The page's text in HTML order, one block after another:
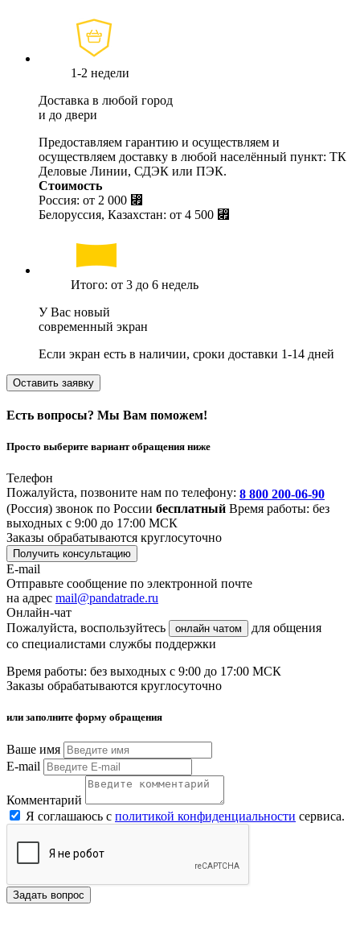
1-2 недели
Доставка в любой город
и до двери
Предоставляем гарантию и осуществляем и
осуществляем доставку в любой населённый пункт: ТК
Деловые Линии, СДЭК или ПЭК.
Стоимость
Россия: от 2 000 ⃏
Белоруссия, Казахстан: от 4 500 ⃏
Итого: от 3 до 6 недель
У Вас новый
современный экран
Если экран есть в наличии, сроки доставки 1-14 дней
Оставить заявку
Есть вопросы? Мы Вам поможем!
Просто выберите вариант обращения ниже
Телефон
Пожалуйста, позвоните нам по телефону: 8 800 200-06-90
(Россия) звонок по России бесплатный Время работы: без
выходных с 9:00 до 17:00 МСК
Заказы обрабатываются круглосуточно
Получить консультацию
E-mail
Отправьте сообщение по электронной почте
на адрес mail@pandatrade.ru
Онлайн-чат
Пожалуйста, воспользуйтесь
онлайн чатом
для общения
со специалистами службы поддержки
Время работы: без выходных с 9:00 до 17:00 МСК
Заказы обрабатываются круглосуточно
или заполните форму обращения
Ваше имя
E-mail
Комментарий
Я соглашаюсь с политикой конфиденциальности сервиса.
Задать вопрос